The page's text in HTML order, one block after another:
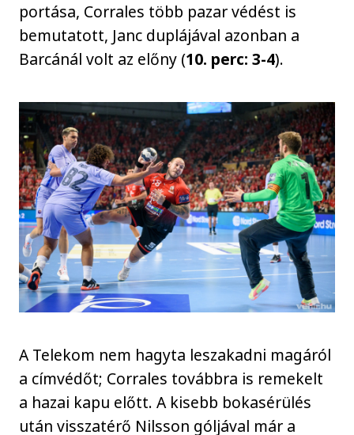
portása, Corrales több pazar védést is
bemutatott, Janc duplájával azonban a
Barcánál volt az előny (10. perc: 3-4).
A Telekom nem hagyta leszakadni magáról
a címvédőt; Corrales továbbra is remekelt
a hazai kapu előtt. A kisebb bokasérülés
után visszatérő Nilsson góljával már a